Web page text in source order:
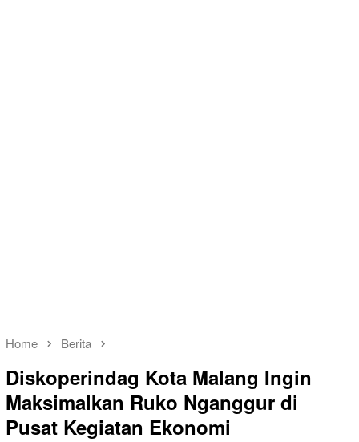
Home Berita
Diskoperindag Kota Malang Ingin
Maksimalkan Ruko Nganggur di
Pusat Kegiatan Ekonomi